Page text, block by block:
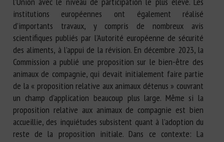
institutions européennes ont également réalisé
d’importants travaux, y compris de nombreux avis
scientifiques publiés par l’Autorité européenne de sécurité
des aliments, à l’appui de la révision. En décembre 2023, la
Commission a publié une proposition sur le bien-être des
animaux de compagnie, qui devait initialement faire partie
de la « proposition relative aux animaux détenus » couvrant
un champ d’application beaucoup plus large. Même si la
proposition relative aux animaux de compagnie est bien
accueillie, des inquiétudes subsistent quant à l’adoption du
reste de la proposition initiale. Dans ce contexte: La